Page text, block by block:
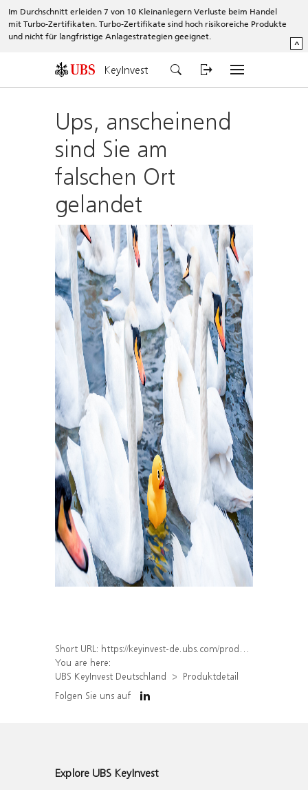
Im Durchschnitt erleiden 7 von 10 Kleinanlegern Verluste beim Handel
mit Turbo-Zertifikaten. Turbo-Zertifikate sind hoch risikoreiche Produkte
und nicht für langfristige Anlagestrategien geeignet.
^
KeyInvest
Ups, anscheinend
sind Sie am
falschen Ort
gelandet
Short URL: https://keyinvest-de.ubs.com/produkt/detail/index/isin/DE000WA5Z1U0
You are here:
UBS KeyInvest Deutschland
Produktdetail
Folgen Sie uns auf
Explore UBS KeyInvest